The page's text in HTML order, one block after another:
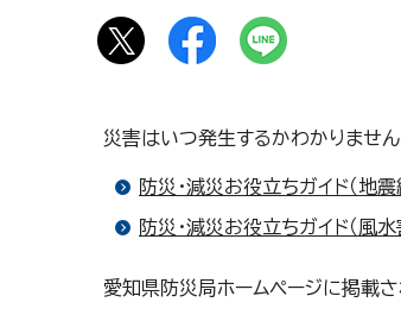
災害はいつ発生するかわかりません
防災・減災お役立ちガイド（地震
防災・減災お役立ちガイド（風水
愛知県防災局ホームページに掲載さ